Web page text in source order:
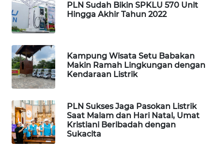
PLN Sudah Bikin SPKLU 570 Unit
Hingga Akhir Tahun 2022
Kampung Wisata Setu Babakan
Makin Ramah Lingkungan dengan
Kendaraan Listrik
PLN Sukses Jaga Pasokan Listrik
Saat Malam dan Hari Natal, Umat
Kristiani Beribadah dengan
Sukacita
WAHANA
OTOMOTIF
HEALTH
WAHANA
DESA
LAPAK
WAHANA